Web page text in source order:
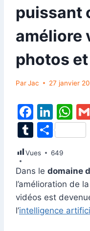
puissant
améliore
photos
ParJac 27 janvier
F
a
c
e
b
o
o
k
Li
n
k
e
dI
n
W
h
at
A
p
p
T
m
bl
r
P
ar
ta
g
er
Vues 649
Dans le domaine
l’amélioration de
vidéos est
l’intelligence